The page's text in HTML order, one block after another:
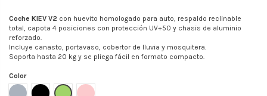
Coche KIEV V2 con huevito homologado para auto, respaldo reclinable
total, capota 4 posiciones con protección UV+50 y chasis de aluminio
reforzado.
Incluye canasto, portavaso, cobertor de lluvia y mosquitera.
Soporta hasta 20 kg y se pliega fácil en formato compacto.
Color
Gris
Negro Verde Rosa